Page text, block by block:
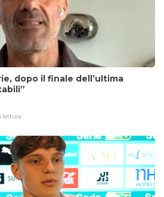
dopo il finale dell’ultima
lettura